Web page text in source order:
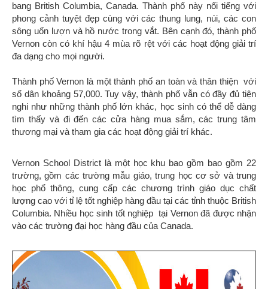
bang British Columbia, Canada. Thành phố này nổi tiếng với
phong cảnh tuyệt đẹp cùng với các thung lung, núi, các con
sông uốn lượn và hồ nước trong vắt. Bên cạnh đó, thành phố
Vernon còn có khí hậu 4 mùa rõ rệt với các hoạt động giải trí
đa dạng cho mọi người.
Thành phố Vernon là một thành phố an toàn và thân thiện với
số dân khoảng 57,000. Tuy vậy, thành phố vẫn có đầy đủ tiện
nghi như những thành phố lớn khác, học sinh có thể dễ dàng
tìm thấy và đi đến các cửa hàng mua sắm, các trung tâm
thương mại và tham gia các hoạt động giải trí khác.
Vernon School District là một học khu bao gồm bao gồm 22
trường, gồm các trường mẫu giáo, trung học cơ sở và trung
học phổ thông, cung cấp các chương trình giáo dục chất
lượng cao với tỉ lệ tốt nghiệp hàng đầu tại các tỉnh thuộc British
Columbia. Nhiều học sinh tốt nghiệp tại Vernon đã được nhận
vào các trường đại học hàng đầu của Canada.